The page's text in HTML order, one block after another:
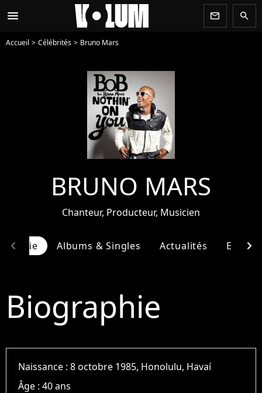
menu newsletter search
Accueil Célébrités Bruno Mars
BRUNO MARS
Chanteur, Producteur, Musicien
Albums & Singles Actualités
chevron_left chevron_right
Biographie
Naissance :8 octobre 1985, Honolulu, Havaí
Âge :40 ans